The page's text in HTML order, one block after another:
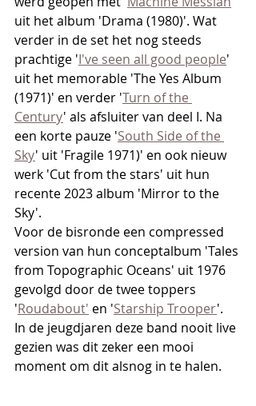
uit het album 'Drama (1980)'. Wat
verder in de set het nog steeds
prachtige 'I've seen all good people'
uit het memorable 'The Yes Album
(1971)' en verder 'Turn of the
Century' als afsluiter van deel I. Na
een korte pauze 'South Side of the
Sky' uit 'Fragile 1971)' en ook nieuw
werk 'Cut from the stars' uit hun
recente 2023 album 'Mirror to the
Sky'.
Voor de bisronde een compressed
version van hun conceptalbum 'Tales
from Topographic Oceans' uit 1976
gevolgd door de twee toppers
'Roudabout' en 'Starship Trooper'.
In de jeugdjaren deze band nooit live
gezien was dit zeker een mooi
moment om dit alsnog in te halen.